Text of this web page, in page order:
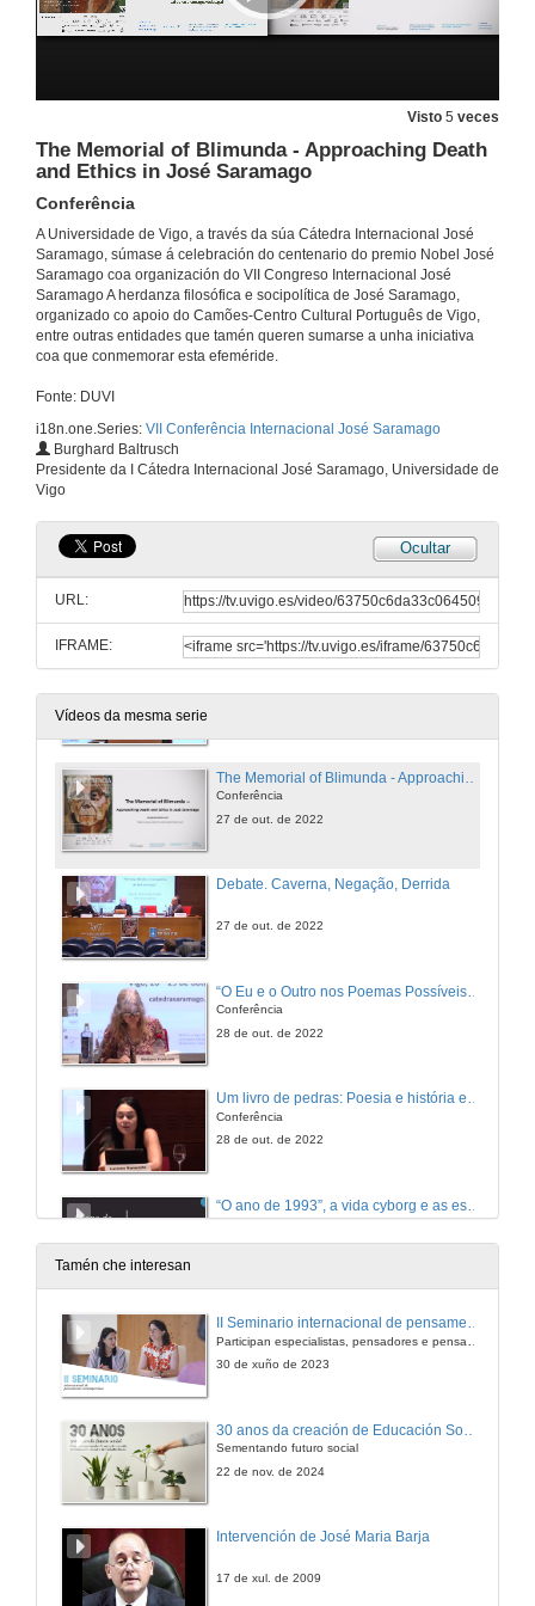
Visto 5 veces
The Memorial of Blimunda - Approaching Death
and Ethics in José Saramago
Conferência
A Universidade de Vigo, a través da súa Cátedra Internacional José
Saramago, súmase á celebración do centenario do premio Nobel José
Saramago coa organización do VII Congreso Internacional José
Saramago A herdanza filosófica e socipolítica de José Saramago,
organizado co apoio do Camões-Centro Cultural Português de Vigo,
entre outras entidades que tamén queren sumarse a unha iniciativa
coa que conmemorar esta efeméride.
Fonte: DUVI
i18n.one.Series: VII Conferência Internacional José Saramago
Burghard Baltrusch
Presidente da I Cátedra Internacional José Saramago, Universidade de
Vigo
Ocultar
URL:
IFRAME:
Vídeos da mesma serie
Saramago, Agamben and the invention of epidemics
Conference
27 de out. de 2022
Visões e imagens alegórico-políticas em” Ensaio sobre a Cegueira” e “A Caverna”. Relações entre José Saramago e Guy Debord
Conference
27 de out. de 2022
Conferência
Questions. Islands and Boats: (Lucid?) Meditations on a Stone Utopia and a Naval Heterotopia in the work of José Saramago
27 de out. de 2022
O ‘não’ como base da filosofia, ideologia, e ética da obra de José Saramago
Conferência
27 de out. de 2022
Debate. Caverna, Negação, Derrida
27 de out. de 2022
Conferência
28 de out. de 2022
Um livro de pedras: Poesia e história em “Memorial do Convento”
Conferência
28 de out. de 2022
Conferência
28 de out. de 2022
Conferência
Tamén che interesan
II Seminario internacional de pensamento contemporáneo. Pensar o Antropoceno
30 de xuño de 2023
Sementando futuro social
22 de nov. de 2024
Intervención de José Maria Barja
17 de xul. de 2009